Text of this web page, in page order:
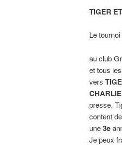
TIGER
Le tournoi
au club
et tous
vers
presse,
content
une3e
Je peux